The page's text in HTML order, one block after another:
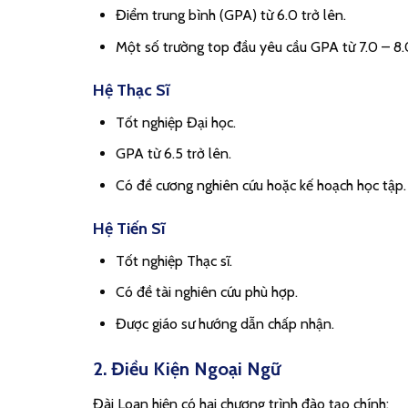
Điểm trung bình (GPA) từ 6.0 trở lên.
Một số trường top đầu yêu cầu GPA từ 7.0 –
Hệ Thạc Sĩ
Tốt nghiệp Đại học.
GPA từ 6.5 trở lên.
Có đề cương nghiên cứu hoặc kế hoạch học tập.
Hệ Tiến Sĩ
Tốt nghiệp Thạc sĩ.
Có đề tài nghiên cứu phù hợp.
Được giáo sư hướng dẫn chấp nhận.
2. Điều Kiện Ngoại Ngữ
Đài Loan hiện có hai chương trình đào tạo chính: